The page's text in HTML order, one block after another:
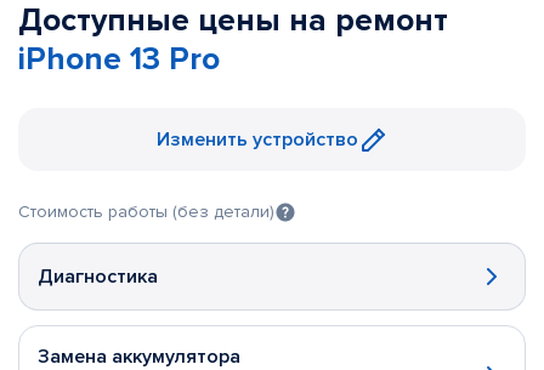
Доступные цены на ремонт
iPhone 13 Pro
Изменить устройство
Стоимость работы (без детали)
Диагностика
Замена аккумулятора